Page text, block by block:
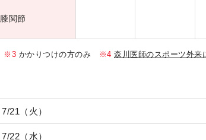
膝関節
※3 かかりつけの方のみ ※4 森川医師のスポーツ外来
7/21（火）
7/22（水）